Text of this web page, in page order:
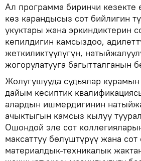
Ал программа биринчи кезекте
көз карандысыз сот бийлигин
укуктары жана эркиндиктерин
кепилдигин камсыздоо,
жеткиликтүүлүгүн,
жогорулатууга багытталганын
Жолугушууда судьялар курамын
дайым кесиптик
алардын ишмердигинин
ачыктыгын камсыз кылуу
Ошондой эле сот
максаттуу бөлүштүрүү жана
материалдык-техникалык